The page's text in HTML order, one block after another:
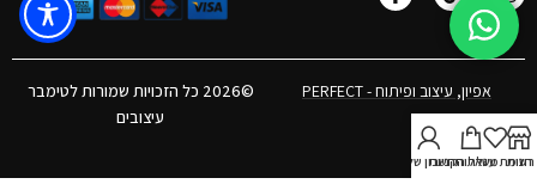
אפיון, עיצוב ופיתוח - PERFECT
©2026 כל הזכויות שמורות לטימבר
עיצובים
חנות
רשימת משאלות
עגלת הקניות
חשבון שלי